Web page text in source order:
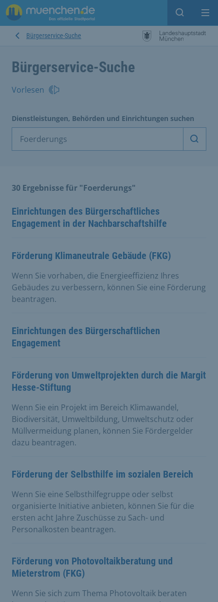
Suche
Bürgerservice-Suche
Bürgerservice-Suche
Vorlesen
Dienstleistungen, Behörden und Einrichtungen suchen
30 Ergebnisse für "Foerderungs"
Einrichtungen des Bürgerschaftliches
Engagement in der Nachbarschaftshilfe
Förderung Klimaneutrale Gebäude (FKG)
Wenn Sie vorhaben, die Energieeffizienz Ihres
Gebäudes zu verbessern, können Sie eine Förderung
beantragen.
Einrichtungen des Bürgerschaftlichen
Engagement
Förderung von Umweltprojekten durch die Margit
Hesse-Stiftung
Wenn Sie ein Projekt im Bereich Klimawandel,
Biodiversität, Umweltbildung, Umweltschutz oder
Müllvermeidung planen, können Sie Fördergelder
dazu beantragen.
Förderung der Selbsthilfe im sozialen Bereich
Wenn Sie eine Selbsthilfegruppe oder selbst
organisierte Initiative anbieten, können Sie für die
ersten acht Jahre Zuschüsse zu Sach- und
Personalkosten beantragen.
Förderung von Photovoltaikberatung und
Mieterstrom (FKG)
Wenn Sie sich zum Thema Photovoltaik beraten